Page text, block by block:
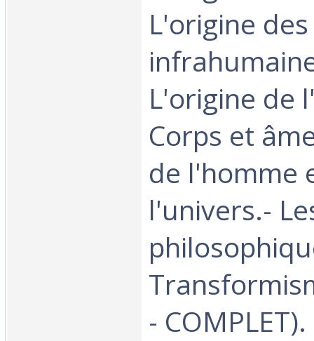
L'origine
L'origine de
Corps et
de l'homme
l'univers.-
- COMPLET).‎